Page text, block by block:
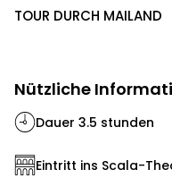
TOUR DURCH MAILAND
Nützliche
Dauer 3.5 stunden
Eintritt ins Scala-